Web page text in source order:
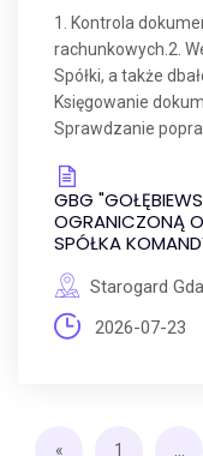
1. Kontrola
rachunkowych.2.
Spółki, a także
Księgowanie
Sprawdzanie
GBG
OGRANICZONĄ
SPÓŁKA
Starogard
2026-07-23
« 1